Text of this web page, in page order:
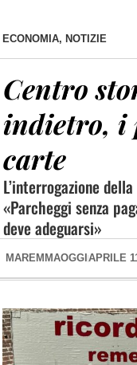
ECONOMIA, NOTIZIE
Centro
indietro, i
carte
L’interrogazione
«Parcheggi senza
deve adeguarsi»
MAREMMAOGGI APRILE